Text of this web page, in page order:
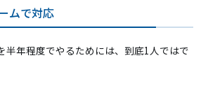
ムで対応
半年程度でやるためには、到底1人ではで